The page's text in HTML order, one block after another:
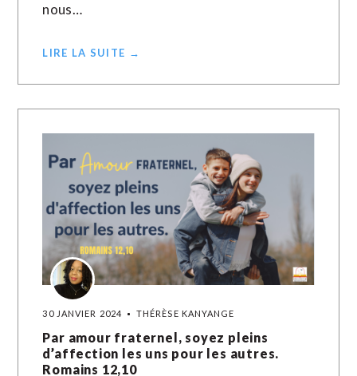
nous…
LIRE LA SUITE →
30 JANVIER 2024 THÉRÈSE KANYANGE
Par amour fraternel, soyez pleins
d’affection les uns pour les autres.
Romains 12,10